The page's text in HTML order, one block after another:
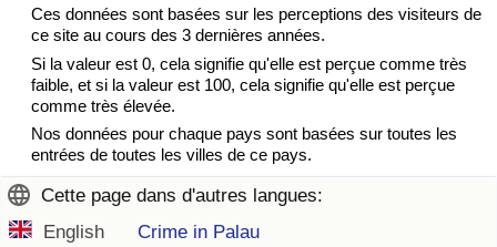
Ces données sont basées sur les perceptions des visiteurs de
ce site au cours des 3 dernières années.
Si la valeur est 0, cela signifie qu'elle est perçue comme très
faible, et si la valeur est 100, cela signifie qu'elle est perçue
comme très élevée.
Nos données pour chaque pays sont basées sur toutes les
entrées de toutes les villes de ce pays.
Cette page dans d'autres langues:
English
Crime in Palau